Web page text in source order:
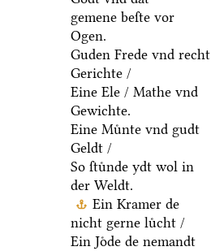
gemene beſte vor
Ogen.
Guden Frede vnd recht
Gerichte /
Eine Ele / Mathe vnd
Gewichte.
Eine Muͤnte vnd gudt
Geldt /
So ſtuͤnde ydt wol in
der Weldt.
Ein Kramer de
nicht gerne luͤcht /
Ein Joͤde de nemandt